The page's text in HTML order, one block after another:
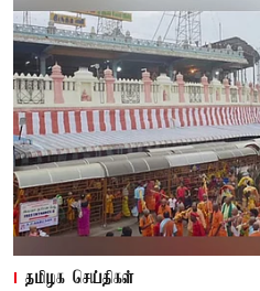
தமிழக செய்திகள்